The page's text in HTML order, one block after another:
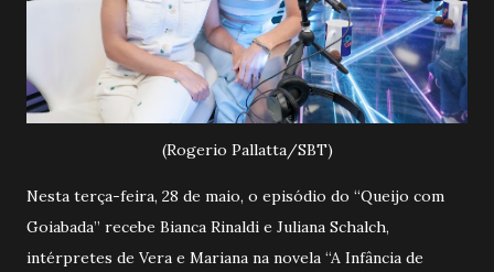
(Rogerio Pallatta/SBT)
Nesta terça-feira, 28 de maio, o episódio do “Queijo com
Goiabada” recebe Bianca Rinaldi e Juliana Schalch,
intérpretes de Vera e Mariana na novela “A Infância de